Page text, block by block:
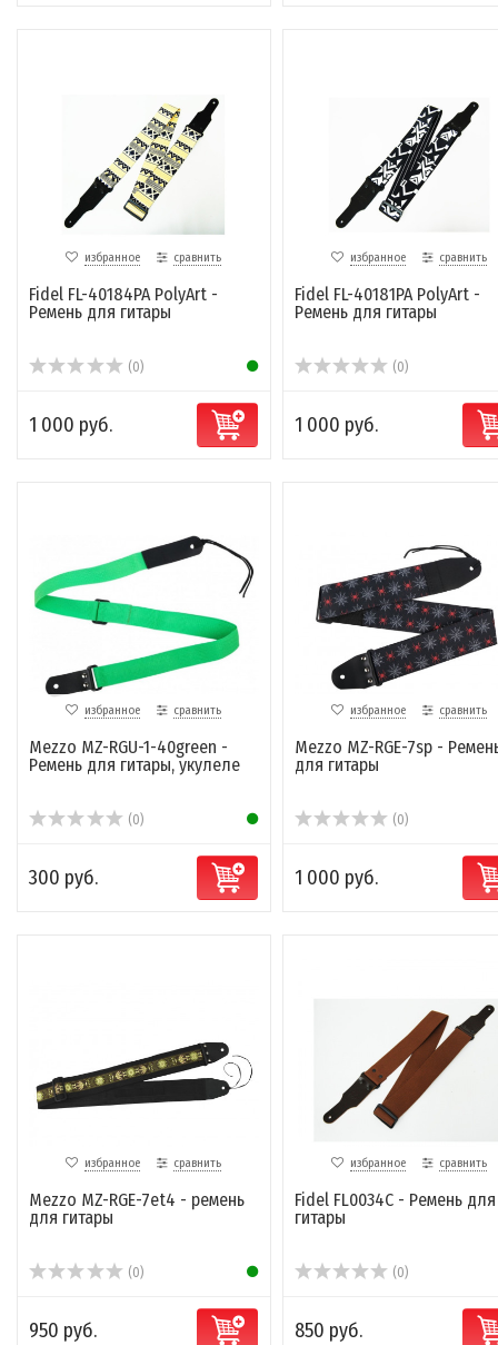
избранное сравнить
Fidel FL-40184PA PolyArt -
Ремень для гитары
(0)
1 000 руб.
избранное сравнить
Fidel FL-40181PA PolyArt -
Ремень для гитары
(0)
1 000 руб.
избранное сравнить
Mezzo MZ-RGU-1-40green -
Ремень для гитары, укулеле
(0)
300 руб.
избранное сравнить
Mezzo MZ-RGE-7sp -
для гитары
(0)
1 000 руб.
избранное сравнить
Mezzo MZ-RGE-7et4 - ремень
для гитары
(0)
950 руб.
избранное сравнить
Fidel FL0034C - Ремень для
гитары
(0)
850 руб.